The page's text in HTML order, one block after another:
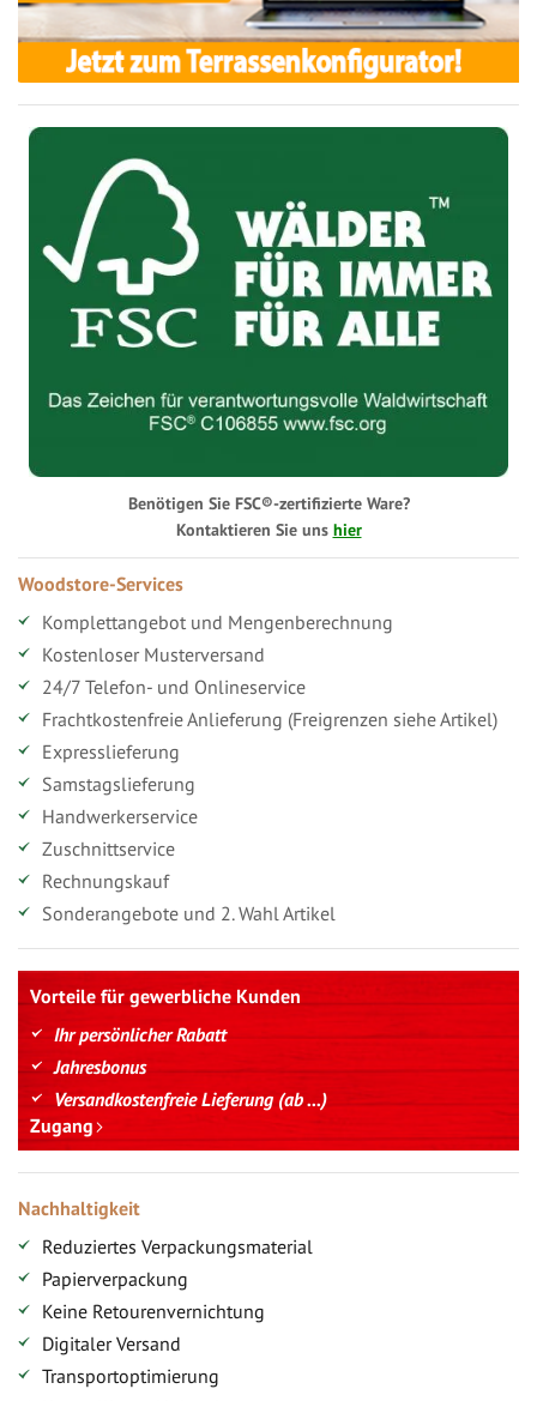
Benötigen Sie FSC®-zertifizierte Ware?
Kontaktieren Sie uns hier
Woodstore-Services
Komplettangebot und Mengenberechnung
Kostenloser Musterversand
24/7 Telefon- und Onlineservice
Frachtkostenfreie Anlieferung (Freigrenzen siehe Artikel)
Expresslieferung
Samstagslieferung
Handwerkerservice
Zuschnittservice
Rechnungskauf
Sonderangebote und 2. Wahl Artikel
Vorteile für gewerbliche Kunden
Ihr persönlicher Rabatt
Jahresbonus
Versandkostenfreie Lieferung (ab ...)
Zugang
Nachhaltigkeit
Reduziertes Verpackungsmaterial
Papierverpackung
Keine Retourenvernichtung
Digitaler Versand
Transportoptimierung